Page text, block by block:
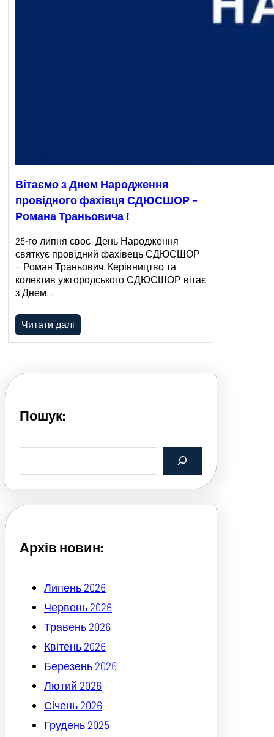
Вітаємо з Днем Народження
провідного фахівця СДЮСШОР –
Романа Траньовича !
25-го липня своє День Народження
святкує провідний фахівець СДЮСШОР
– Роман Траньович. Керівництво та
колектив ужгородського СДЮСШОР вітає
з Днем…
Читати далі
Пошук:
a
c
Архів новин:
Липень 2026
Червень 2026
Травень 2026
Квітень 2026
Березень 2026
Лютий 2026
Січень 2026
Грудень 2025